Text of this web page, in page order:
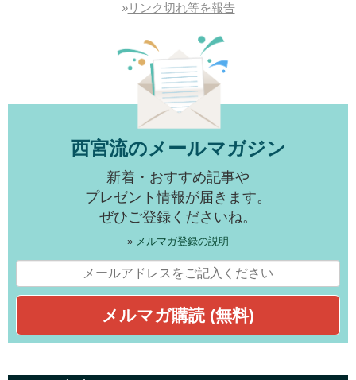
»リンク切れ等を報告
西宮流のメールマガジン
新着・おすすめ記事や
プレゼント情報が届きます。
ぜひご登録くださいね。
» メルマガ登録の説明